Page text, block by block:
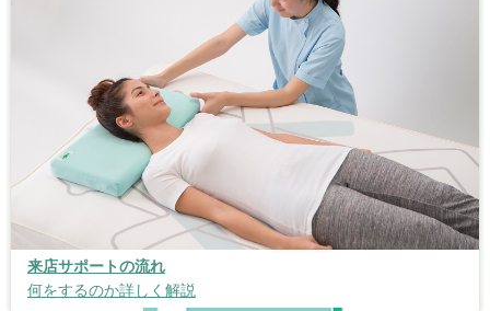
来店サポートの流れ
何をするのか詳しく解説